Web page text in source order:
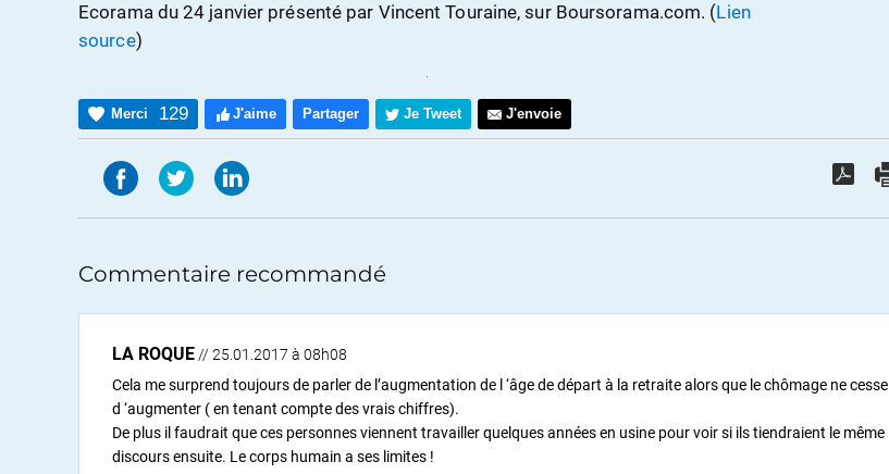
Ecorama du 24 janvier présenté par Vincent Touraine, sur Boursorama.com. (Lien
source)
Merci 129 J'aime Partager Je Tweet J'envoie
Commentaire recommandé
LA ROQUE // 25.01.2017 à 08h08
Cela me surprend toujours de parler de l’augmentation de l ‘âge de départ à la retraite alors que le chômage ne cesse
d ‘augmenter ( en tenant compte des vrais chiffres).
De plus il faudrait que ces personnes viennent travailler quelques années en usine pour voir si ils tiendraient le même
discours ensuite. Le corps humain a ses limites !